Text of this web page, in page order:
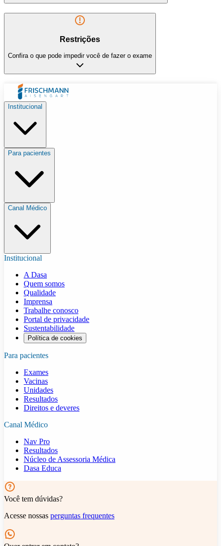
Restrições
Confira o que pode impedir você de fazer o exame
Institucional
Para pacientes
Canal Médico
Institucional
A Dasa
Quem somos
Qualidade
Imprensa
Trabalhe conosco
Portal de privacidade
Sustentabilidade
Política de cookies
Para pacientes
Exames
Vacinas
Unidades
Resultados
Direitos e deveres
Canal Médico
Nav Pro
Resultados
Núcleo de Assessoria Médica
Dasa Educa
Você tem dúvidas?
Acesse nossas perguntas frequentes